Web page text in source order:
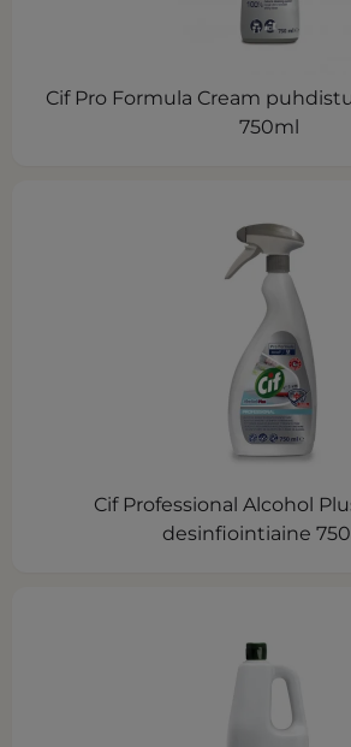
Cif Pro Formula Cream
750ml
Cif Professional Alcohol
desinfiointiaine